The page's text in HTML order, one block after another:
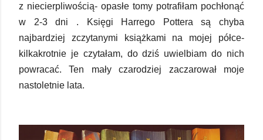
z niecierpliwością- opasłe tomy potrafiłam pochłonąć
w 2-3 dni . Księgi Harrego Pottera są chyba
najbardziej zczytanymi książkami na mojej półce-
kilkakrotnie je czytałam, do dziś uwielbiam do nich
powracać. Ten mały czarodziej zaczarował moje
nastoletnie lata.